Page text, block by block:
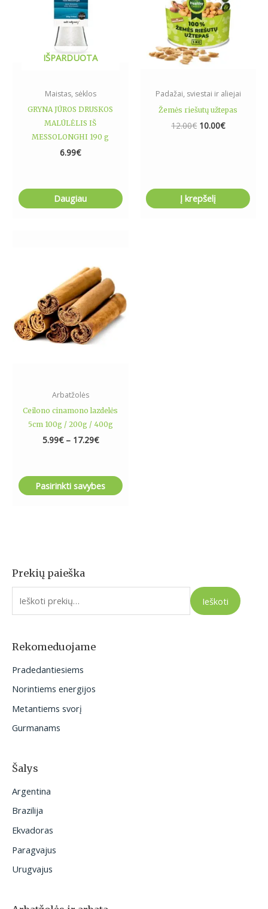
Prekių paieška
I
e
o
:
Ieškoti
Rekomeduojame
Pradedantiesiems
Norintiems energijos
Metantiems svorį
Gurmanams
Šalys
Argentina
Brazilija
Ekvadoras
Paragvajus
Urugvajus
IŠPARDUOTA
Maistas, sėklos
GRYNA JŪROS DRUSKOS
MALŪLĖLIS IŠ
MESSOLONGHI 190 g
6.99€
Daugiau
Padažai, sviestai ir aliejai
Žemės riešutų užtepas
12.00€ 10.00€
Į krepšelį
Arbatžolės
Ceilono cinamono lazdelės
5cm 100g / 200g / 400g
5.99€ – 17.29€
through
17.29€
Pasirinkti savybes
multiple
variants.
The
options
may
be
product
page